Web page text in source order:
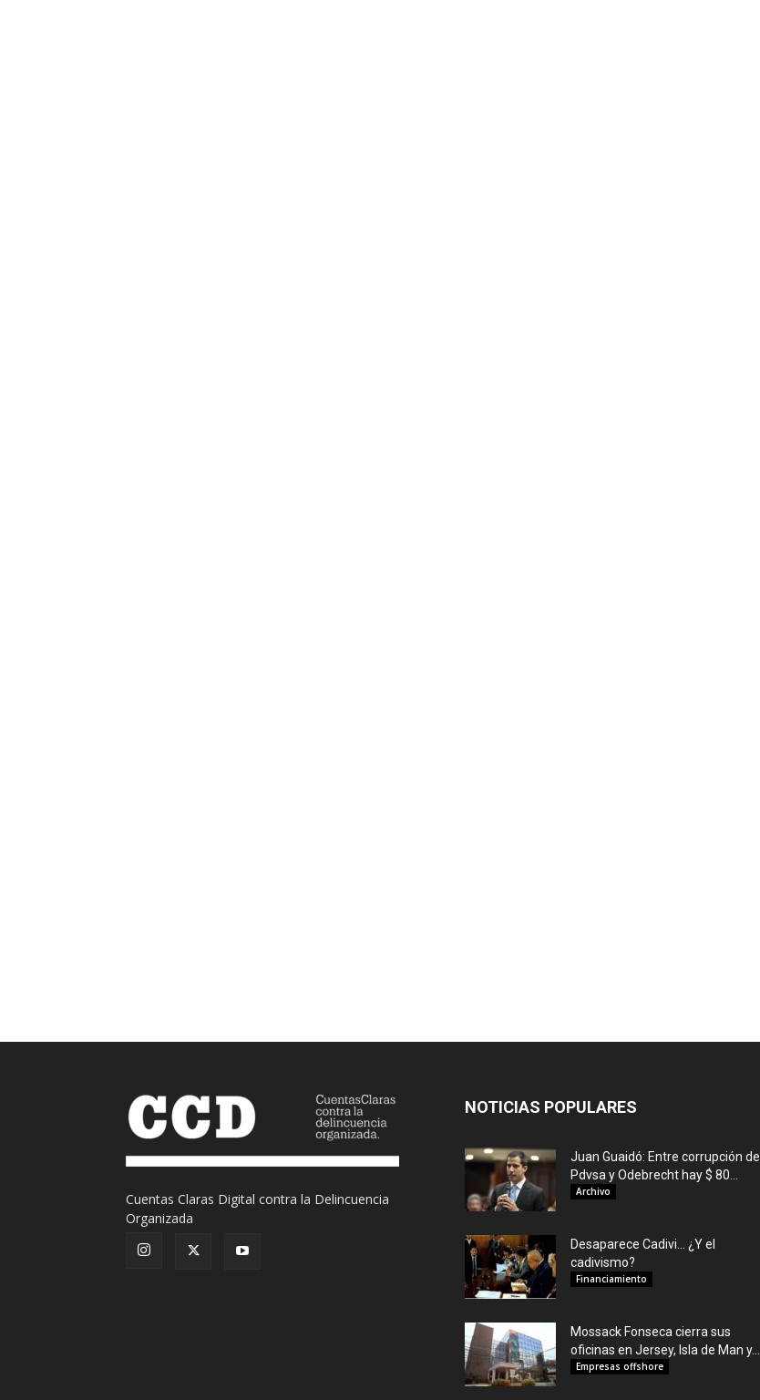
Cuentas Claras Digital contra la Delincuencia
Organizada
NOTICIAS POPULARES
Juan Guaidó: Entre corrupción de
Pdvsa y Odebrecht hay $ 80...
Archivo
Desaparece Cadivi… ¿Y el
cadivismo?
Financiamiento
Mossack Fonseca cierra sus
oficinas en Jersey, Isla de Man y...
Empresas offshore